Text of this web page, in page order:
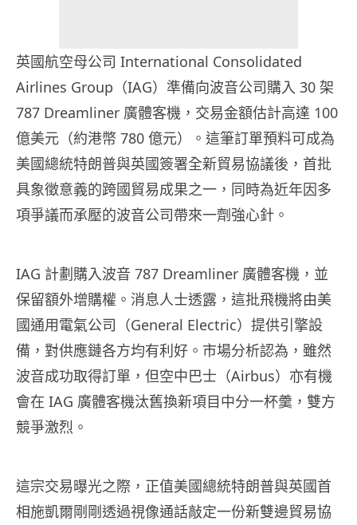
英國航空母公司 International Consolidated
Airlines Group（IAG）準備向波音公司購入 30 架
787 Dreamliner 廣體客機，交易金額估計高達 100
億美元（約港幣 780 億元）。這筆訂單預料可成為
美國總統特朗普與英國簽署全新貿易協議後，首批
具象徵意義的跨國貿易成果之一，同時為近年因多
項爭議而承壓的波音公司帶來一劑強心針。
IAG 計劃購入波音 787 Dreamliner 廣體客機，並
保留額外增購權。消息人士透露，這批飛機將由美
國通用電氣公司（General Electric）提供引擎設
備，對供應鏈各方均有利好。市場分析認為，雖然
波音成功取得訂單，但空中巴士（Airbus）亦有機
會在 IAG 廣體客機汰舊換新項目中分一杯羹，雙方
競爭激烈。
這宗交易曝光之際，正值美國總統特朗普與英國首
相施凱爾剛剛透過視像通話敲定一份新雙邊貿易協